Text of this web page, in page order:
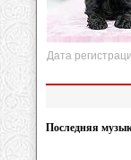
Дата
Последняя